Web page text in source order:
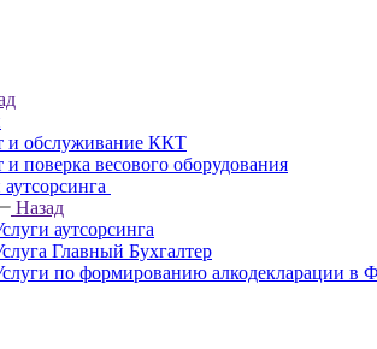
и обслуживание ККТ
и поверка весового оборудования
Назад
аутсорсинга
Главный Бухгалтер
по формированию алкодекларации в